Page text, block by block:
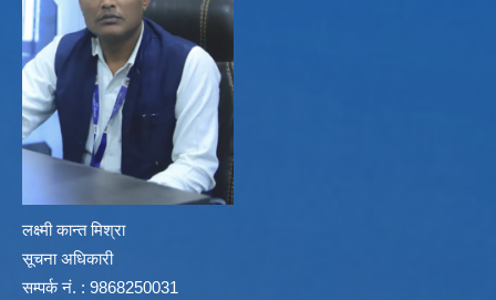
लक्ष्मी कान्त मिश्रा
सूचना अधिकारी
सम्पर्क नं. : 9868250031